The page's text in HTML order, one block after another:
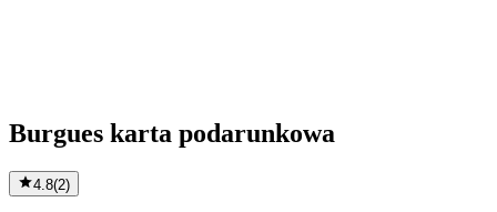
Burgues karta podarunkowa
4.8(2)